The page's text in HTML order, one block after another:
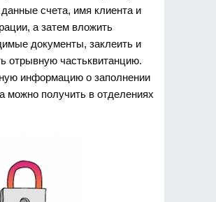
данные счета, имя клиента и
а затем вложить
документы, заклеить и
отрывную частьквитанцию.
информацию о заполнении
можно получить в отделениях